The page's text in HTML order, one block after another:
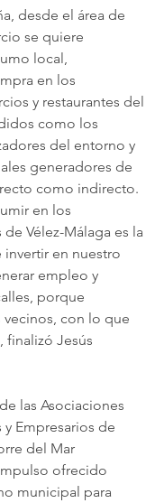
desde el área de
se quiere
local,
en los
y restaurantes del
como los
del entorno y
generadores de
como indirecto.
en los
Vélez-Málaga es la
en nuestro
empleo y
porque
con lo que
finalizó Jesús
las Asociaciones
Empresarios de
del Mar
ofrecido
municipal para